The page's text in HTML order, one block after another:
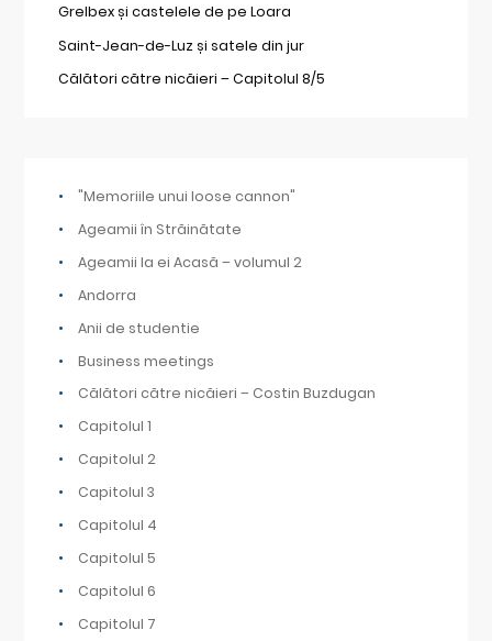
Grelbex și castelele de pe Loara
Saint-Jean-de-Luz și satele din jur
Călători către nicăieri – Capitolul 8/5
"Memoriile unui loose cannon"
Ageamii în Străinătate
Ageamii la ei Acasă – volumul 2
Andorra
Anii de studentie
Business meetings
Călători către nicăieri – Costin Buzdugan
Capitolul 1
Capitolul 2
Capitolul 3
Capitolul 4
Capitolul 5
Capitolul 6
Capitolul 7